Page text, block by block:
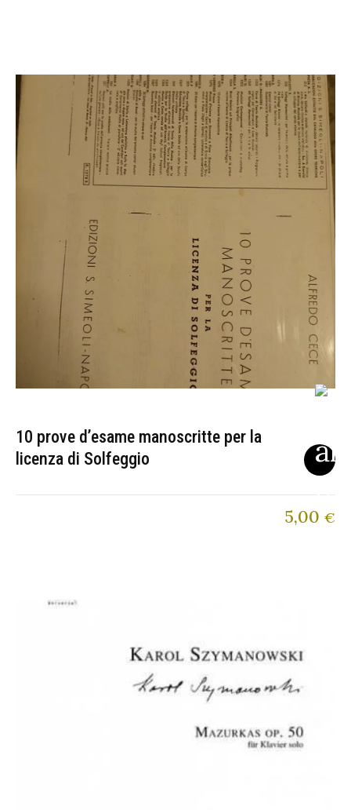
10 prove d’esame manoscritte per la
licenza di Solfeggio
5,00 €